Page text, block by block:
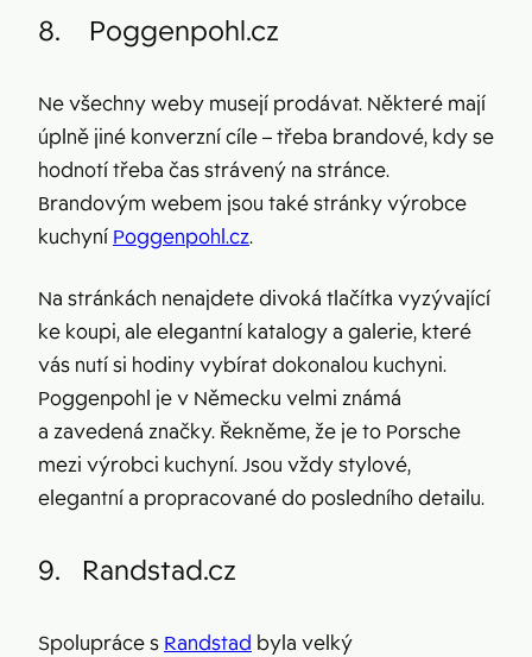
8. Poggenpohl.cz
Ne všechny weby musejí prodávat. Některé mají
úplně jiné konverzní cíle – třeba brandové, kdy se
hodnotí třeba čas strávený na stránce.
Brandovým webem jsou také stránky výrobce
kuchyní Poggenpohl.cz.
Na stránkách nenajdete divoká tlačítka vyzývající
ke koupi, ale elegantní katalogy a galerie, které
vás nutí si hodiny vybírat dokonalou kuchyni.
Poggenpohl je v Německu velmi známá
a zavedená značky. Řekněme, že je to Porsche
mezi výrobci kuchyní. Jsou vždy stylové,
elegantní a propracované do posledního detailu.
9. Randstad.cz
Spolupráce s Randstad byla velký